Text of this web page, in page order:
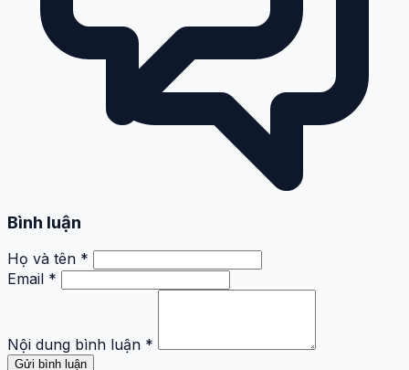
Bình luận
Họ và tên *
Email *
Nội dung bình luận *
Gửi bình luận